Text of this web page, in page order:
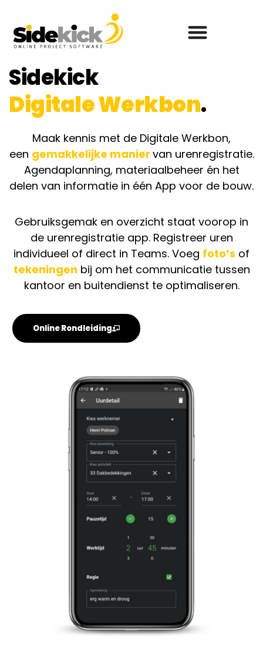
Sidekick
Digitale Werkbon.
Maak kennis met de Digitale Werkbon,
een gemakkelijke manier van urenregistratie.
Agendaplanning, materiaalbeheer én het
delen van informatie in één App voor de bouw.
Gebruiksgemak en overzicht staat voorop in
de urenregistratie app. Registreer uren
individueel of direct in Teams. Voeg foto’s of
tekeningen bij om het communicatie tussen
kantoor en buitendienst te optimaliseren.
Online Rondleiding